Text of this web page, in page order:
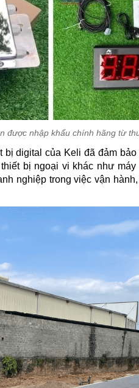
được nhập khẩu chính hãng từ
digital của Keli đã đảm
bị ngoại vi khác như
nghiệp trong việc vận